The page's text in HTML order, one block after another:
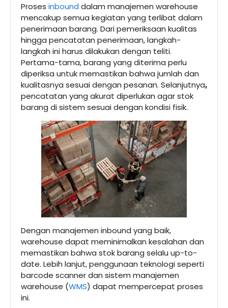
Proses inbound dalam manajemen warehouse
mencakup semua kegiatan yang terlibat dalam
penerimaan barang. Dari pemeriksaan kualitas
hingga pencatatan penerimaan, langkah-
langkah ini harus dilakukan dengan teliti.
Pertama-tama, barang yang diterima perlu
diperiksa untuk memastikan bahwa jumlah dan
kualitasnya sesuai dengan pesanan. Selanjutnya,
pencatatan yang akurat diperlukan agar stok
barang di sistem sesuai dengan kondisi fisik.
Dengan manajemen inbound yang baik,
warehouse dapat meminimalkan kesalahan dan
memastikan bahwa stok barang selalu up-to-
date. Lebih lanjut, penggunaan teknologi seperti
barcode scanner dan sistem manajemen
warehouse (WMS) dapat mempercepat proses
ini.